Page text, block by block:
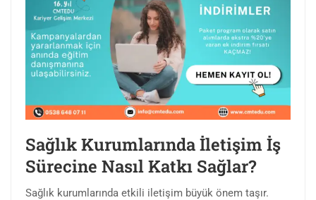
Sağlık Kurumlarında İletişim İş
Sürecine Nasıl Katkı Sağlar?
Sağlık kurumlarında etkili iletişim büyük önem taşır.